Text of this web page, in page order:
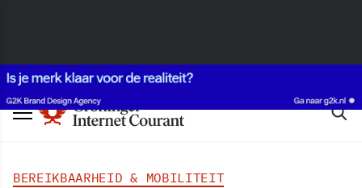
BEREIKBAARHEID & MOBILITEIT